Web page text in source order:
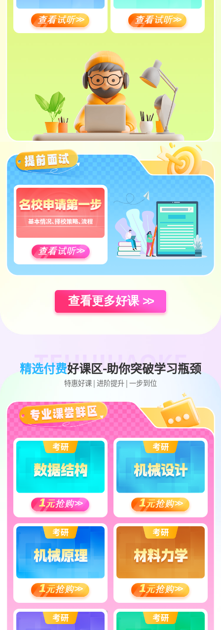
查看试听>> 查看试听>>
查看试听>>
查看更多好课 >>
精选付费好课区-助你突破学习瓶颈
特惠好课 | 进阶提升 | 一步到位
1元抢购>> 1元抢购>>
1元抢购>> 1元抢购>>